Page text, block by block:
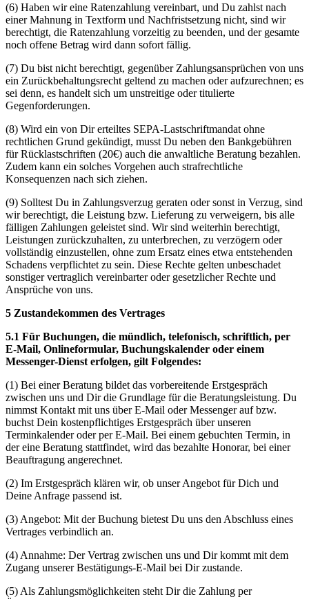
(6) Haben wir eine Ratenzahlung vereinbart, und Du zahlst nach
einer Mahnung in Textform und Nachfristsetzung nicht, sind wir
berechtigt, die Ratenzahlung vorzeitig zu beenden, und der gesamte
noch offene Betrag wird dann sofort fällig.
(7) Du bist nicht berechtigt, gegenüber Zahlungsansprüchen von uns
ein Zurückbehaltungsrecht geltend zu machen oder aufzurechnen; es
sei denn, es handelt sich um unstreitige oder titulierte
Gegenforderungen.
(8) Wird ein von Dir erteiltes SEPA-Lastschriftmandat ohne
rechtlichen Grund gekündigt, musst Du neben den Bankgebühren
für Rücklastschriften (20€) auch die anwaltliche Beratung bezahlen.
Zudem kann ein solches Vorgehen auch strafrechtliche
Konsequenzen nach sich ziehen.
(9) Solltest Du in Zahlungsverzug geraten oder sonst in Verzug, sind
wir berechtigt, die Leistung bzw. Lieferung zu verweigern, bis alle
fälligen Zahlungen geleistet sind. Wir sind weiterhin berechtigt,
Leistungen zurückzuhalten, zu unterbrechen, zu verzögern oder
vollständig einzustellen, ohne zum Ersatz eines etwa entstehenden
Schadens verpflichtet zu sein. Diese Rechte gelten unbeschadet
sonstiger vertraglich vereinbarter oder gesetzlicher Rechte und
Ansprüche von uns.
5 Zustandekommen des Vertrages
5.1 Für Buchungen, die mündlich, telefonisch, schriftlich, per
E-Mail, Onlineformular, Buchungskalender oder einem
Messenger-Dienst erfolgen, gilt Folgendes:
(1) Bei einer Beratung bildet das vorbereitende Erstgespräch
zwischen uns und Dir die Grundlage für die Beratungsleistung. Du
nimmst Kontakt mit uns über E-Mail oder Messenger auf bzw.
buchst Dein kostenpflichtiges Erstgespräch über unseren
Terminkalender oder per E-Mail. Bei einem gebuchten Termin, in
der eine Beratung stattfindet, wird das bezahlte Honorar, bei einer
Beauftragung angerechnet.
(2) Im Erstgespräch klären wir, ob unser Angebot für Dich und
Deine Anfrage passend ist.
(3) Angebot: Mit der Buchung bietest Du uns den Abschluss eines
Vertrages verbindlich an.
(4) Annahme: Der Vertrag zwischen uns und Dir kommt mit dem
Zugang unserer Bestätigungs-E-Mail bei Dir zustande.
(5) Als Zahlungsmöglichkeiten steht Dir die Zahlung per